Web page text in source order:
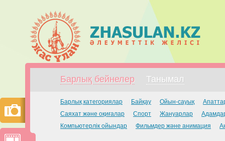
Барлық бейнелер Танымал
Барлық категориялар Байқау Ойын-сауық
Саяхат және оқиғалар
Спорт Жануарлар
Компьютерлік ойындар
Фильмдер және анимация